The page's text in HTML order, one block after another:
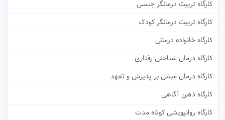
کارگاه تربیت درمانگر جنسی
کارگاه تربیت درمانگر کودک
کارگاه خانواده درمانی
کارگاه درمان شناختی رفتاری
کارگاه درمان مبتنی بر پذیرش و تعهد
کارگاه ذهن آگاهی
کارگاه روانپویشی کوتاه مدت